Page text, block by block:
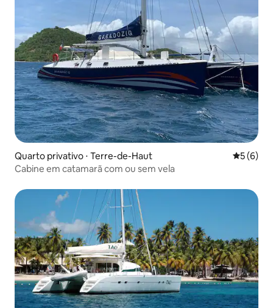
Quarto privativo ⋅ Terre-de-Haut 5 de
5 (6)
Cabine em catamarã com ou sem vela